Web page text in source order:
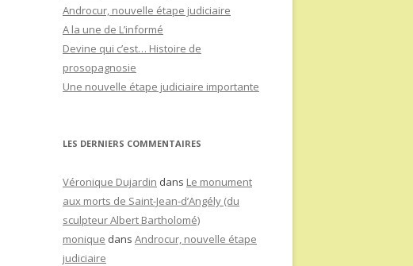
Androcur, nouvelle étape judiciaire
A la une de L’informé
Devine qui c’est… Histoire de
prosopagnosie
Une nouvelle étape judiciaire importante
LES DERNIERS COMMENTAIRES
Véronique Dujardin dans Le monument
aux morts de Saint-Jean-d’Angély (du
sculpteur Albert Bartholomé)
monique dans Androcur, nouvelle étape
judiciaire